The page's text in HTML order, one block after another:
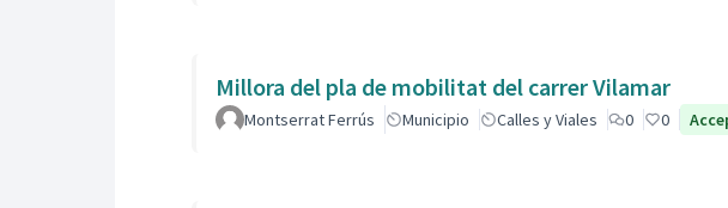
Millora del pla de mobilitat del carrer Vilamar
Montserrat Ferrús Municipio Calles y Viales 0 0